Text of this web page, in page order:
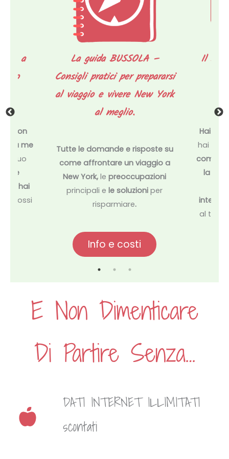
Francesca S.
Cliente – Una Mela al
giorno, itinerario su
a
non
a me
al tuo
te
che hai
se fossi
La guida BUSSOLA –
Consigli pratici per prepararsi
al viaggio e vivere New York
al meglio.
Tutte le domande e risposte su
come affrontare un viaggio a
New York,lepreoccupazioni
principali e le soluzioniper
risparmiare.
Info e costi
Il
Hai già
hai dei
come è
la città
al tuo
E Non Dimenticare
Di Partire Senza…
DATI INTERNET ILLIMITATI
scontati